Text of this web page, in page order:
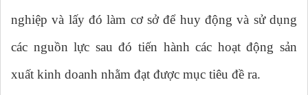
nghiệp và lấy đó làm cơ sở để huy động và sử dụng
các nguồn lực sau đó tiến hành các hoạt động sản
xuất kinh doanh nhằm đạt được mục tiêu đề ra.